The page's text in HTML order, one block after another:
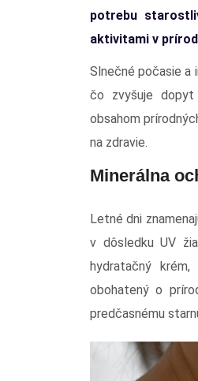
potrebu
aktivitami v
Slnečné počasie a
čo zvyšuje dopyt
obsahom
na zdravie.
Minerálna
Letné dni
v dôsledku UV
hydratačný
obohatený o
predčasnému